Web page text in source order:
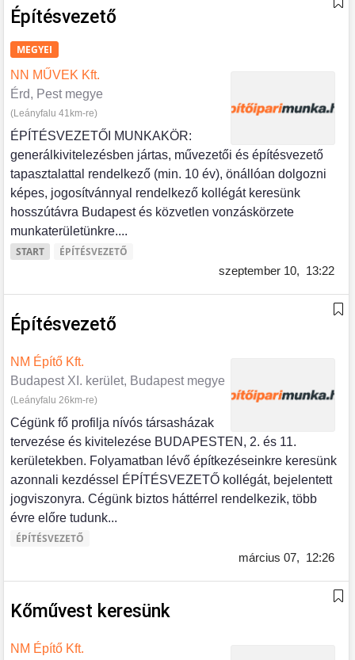
Építésvezető
MEGYEI
NN MŰVEK Kft.
Érd, Pest megye
(Leányfalu 41km-re)
ÉPÍTÉSVEZETŐI MUNKAKÖR:
generálkivitelezésben jártas, művezetői és építésvezető
tapasztalattal rendelkező (min. 10 év), önállóan dolgozni
képes, jogosítvánnyal rendelkező kollégát keresünk
hosszútávra Budapest és közvetlen vonzáskörzete
munkaterületünkre....
START
ÉPÍTÉSVEZETŐ
szeptember 10, 13:22
Építésvezető
NM Építő Kft.
Budapest XI. kerület, Budapest megye
(Leányfalu 26km-re)
Cégünk fő profilja nívós társasházak
tervezése és kivitelezése BUDAPESTEN, 2. és 11.
kerületekben. Folyamatban lévő építkezéseinkre keresünk
azonnali kezdéssel ÉPÍTÉSVEZETŐ kollégát, bejelentett
jogviszonyra. Cégünk biztos háttérrel rendelkezik, több
évre előre tudunk...
ÉPÍTÉSVEZETŐ
március 07, 12:26
Kőművest keresünk
NM Építő Kft.